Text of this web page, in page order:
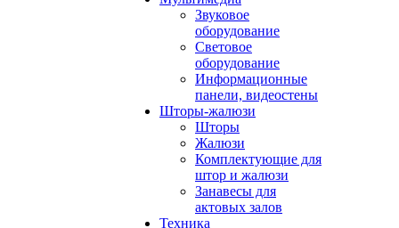
Звуковое
оборудование
Световое
оборудование
Информационные
панели, видеостены
Шторы-жалюзи
Шторы
Жалюзи
Комплектующие для
штор и жалюзи
Занавесы для
актовых залов
Техника